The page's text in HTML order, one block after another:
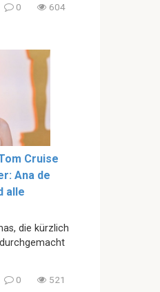
0 604
Cruise
Ana de
alle
die kürzlich
0 521